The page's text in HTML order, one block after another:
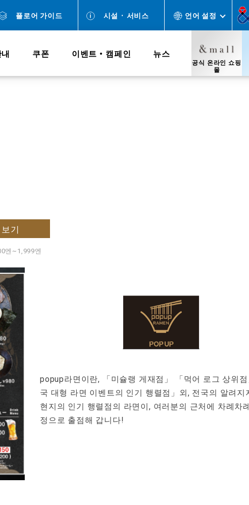
플로어 가이드 시설 · 서비스 언어 설정
쿠폰 이벤트・캠페인 뉴스
공식 온라인 쇼핑
몰
기
엔~1,999엔
popup라면이란, 「미슐랭 게재점」 「먹어 로그 상위점
국 대형 라면 이벤트의 인기 행렬점」외, 전국의 알려지
현지의 인기 행렬점의 라면이, 여러분의 근처에 차례차
정으로 출점해 갑니다!